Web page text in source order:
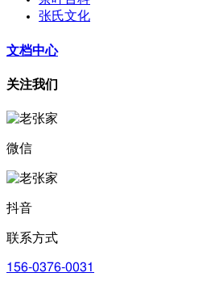
张氏文化
文档中心
关注我们
微信
抖音
联系方式
156-0376-0031